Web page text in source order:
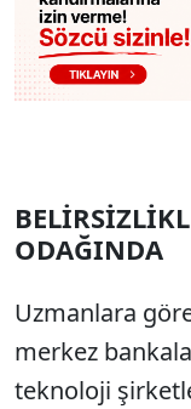
ODAĞINDA
Uzmanlara
merkez
teknoloji